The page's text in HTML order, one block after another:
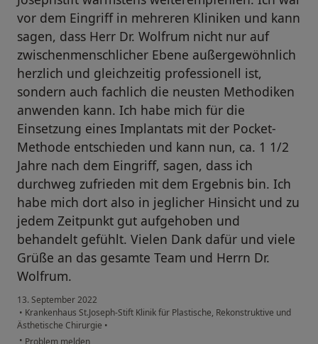
vor dem Eingriff in mehreren Kliniken und kann
sagen, dass Herr Dr. Wolfrum nicht nur auf
zwischenmenschlicher Ebene außergewöhnlich
herzlich und gleichzeitig professionell ist,
sondern auch fachlich die neusten Methodiken
anwenden kann. Ich habe mich für die
Einsetzung eines Implantats mit der Pocket-
Methode entschieden und kann nun, ca. 1 1/2
Jahre nach dem Eingriff, sagen, dass ich
durchweg zufrieden mit dem Ergebnis bin. Ich
habe mich dort also in jeglicher Hinsicht und zu
jedem Zeitpunkt gut aufgehoben und
behandelt gefühlt. Vielen Dank dafür und viele
Grüße an das gesamte Team und Herrn Dr.
Wolfrum.
13. September 2022
• Krankenhaus St.Joseph-Stift Klinik für Plastische, Rekonstruktive und
Ästhetische Chirurgie •
• Problem melden